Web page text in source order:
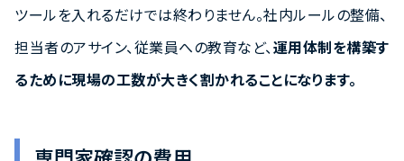
ツールを入れるだけでは終わりません。社内ルールの整備、
担当者のアサイン、従業員への教育など、運用体制を構築す
るために現場の工数が大きく割かれることになります。